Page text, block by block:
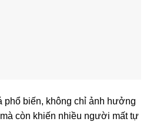
phổ biến, không chỉ ảnh hưởng
còn khiến nhiều người mất tự